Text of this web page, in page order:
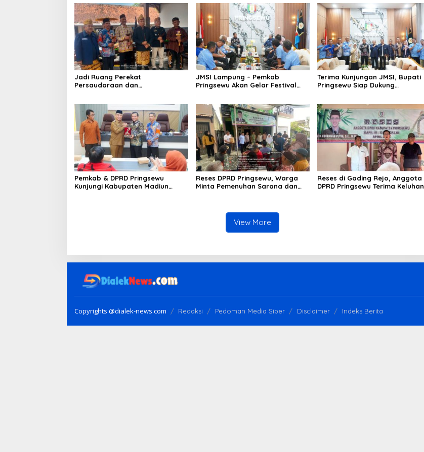
Jadi Ruang Perekat
Persaudaraan dan
Nusantara
JMSI Lampung – Pemkab
Pringsewu Akan Gelar Festival
Terima Kunjungan JMSI, Bupati
Pringsewu Siap Dukung
Pemkab & DPRD Pringsewu
Kunjungi Kabupaten Madiun
Reses DPRD Pringsewu, Warga
Minta Pemenuhan Sarana dan
Reses di Gading Rejo, Anggota
DPRD Pringsewu Terima Keluhan
View More
Copyrights @dialek-news.com Redaksi Pedoman Media Siber Disclaimer Indeks Berita